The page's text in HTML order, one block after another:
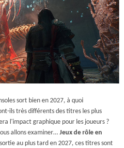
sort bien en 2027, à quoi
ils très différents des titres les plus
l'impact graphique pour les joueurs ?
allons examiner… Jeux de rôle en
au plus tard en 2027, ces titres sont